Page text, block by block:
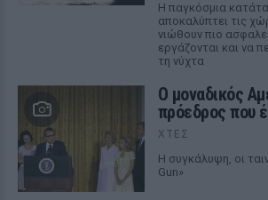
Η παγκόσμια
αποκαλύπτει τις
νιώθουν πιο
εργάζονται και να
τη νύχτα
Ο μοναδικός
πρόεδρος που
ΧΤΕΣ
Η συγκάλυψη, οι
Gun»